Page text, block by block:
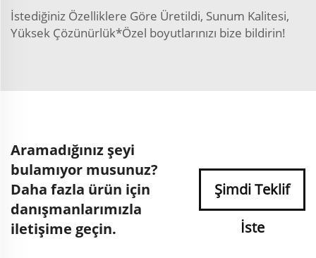
İstediğiniz Özelliklere Göre Üretildi, Sunum Kalitesi,
Yüksek Çözünürlük*Özel boyutlarınızı bize bildirin!
Aramadığınız şeyi
bulamıyor musunuz?
Daha fazla ürün için
danışmanlarımızla
iletişime geçin.
Şimdi Teklif
İste